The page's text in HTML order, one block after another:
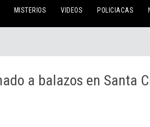
MISTERIOS VIDEOS POLICIACAS
a balazos en Santa